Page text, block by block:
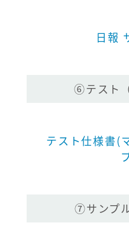
日報
⑥テスト
テスト仕様書(
⑦サンプ